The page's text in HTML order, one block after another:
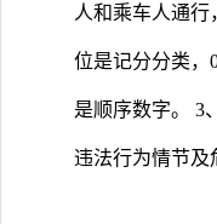
人和乘车人通
位是记分分类，
是顺序数字。 3
违法行为情节及